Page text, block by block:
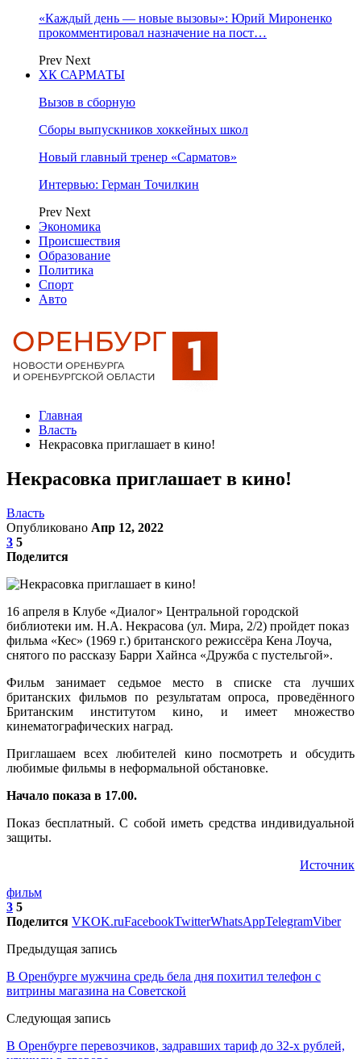
«Каждый день — новые вызовы»: Юрий Мироненко
прокомментировал назначение на пост…
Prev Next
ХК САРМАТЫ
Вызов в сборную
Сборы выпускников хоккейных школ
Новый главный тренер «Сарматов»
Интервью: Герман Точилкин
Prev Next
Экономика
Происшествия
Образование
Политика
Спорт
Авто
Главная
Власть
Некрасовка приглашает в кино!
Некрасовка приглашает в кино!
Власть
Опубликовано Апр 12, 2022
3 5
Поделится
16 апреля в Клубе «Диалог» Центральной городской
библиотеки им. Н.А. Некрасова (ул. Мира, 2/2) пройдет показ
фильма «Кес» (1969 г.) британского режиссёра Кена Лоуча,
снятого по рассказу Барри Хайнса «Дружба с пустельгой».
Фильм занимает седьмое место в списке ста лучших
британских фильмов по результатам опроса, проведённого
Британским институтом кино, и имеет множество
кинематографических наград.
Приглашаем всех любителей кино посмотреть и обсудить
любимые фильмы в неформальной обстановке.
Начало показа в 17.00.
Показ бесплатный. С собой иметь средства индивидуальной
защиты.
Источник
фильм
3 5
Поделится VKOK.ruFacebookTwitterWhatsAppTelegramViber
Предыдущая запись
В Оренбурге мужчина средь бела дня похитил телефон с
витрины магазина на Советской
Следующая запись
В Оренбурге перевозчиков, задравших тариф до 32-х рублей,